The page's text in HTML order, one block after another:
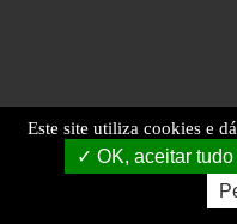
Este site utiliza cookies e
OK, aceitar tudo